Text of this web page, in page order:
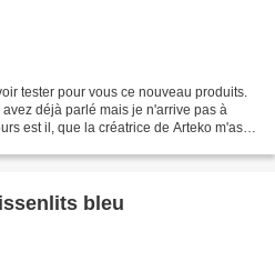
tester pour vous ce nouveau produits.
déjà parlé mais je n'arrive pas à
est il, que la créatrice de Arteko m'as
bleu